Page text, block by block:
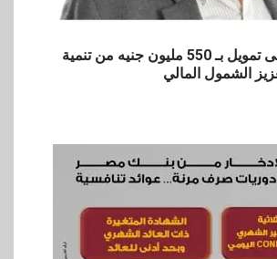
فوري تحصل على تمويل بـ 550 مليون جنيه من تنمية
الشمول المالي